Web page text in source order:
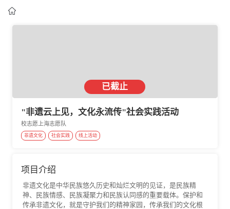

已截止
"非遗云上见，文化永流传"社会实践活动
校志愿上海志愿队
非遗文化 社会实践 线上活动
项目介绍
非遗文化是中华民族悠久历史和灿烂文明的见证，是民族精
神、民族情感、民族凝聚力和民族认同感的重要载体。保护和
传承非遗文化，就是守护我们的精神家园，传承我们的文化根